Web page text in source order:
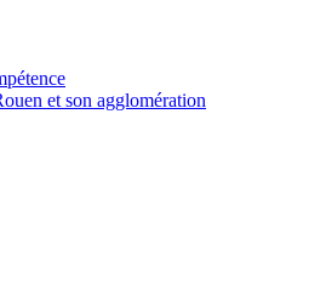
et son agglomération